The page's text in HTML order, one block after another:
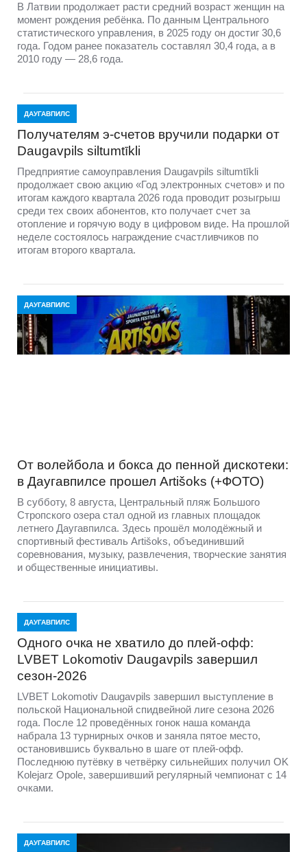
В Латвии продолжает расти средний возраст женщин на
момент рождения ребёнка. По данным Центрального
статистического управления, в 2025 году он достиг 30,6
года. Годом ранее показатель составлял 30,4 года, а в
2010 году — 28,6 года.
ДАУГАВПИЛС
Предприятие самоуправления Daugavpils siltumtīkli
продолжает свою акцию «Год электронных счетов» и по
итогам каждого квартала 2026 года проводит розыгрыш
среди тех своих абонентов, кто получает счет за
От волейбола и бокса до пенной дискотеки:
в Даугавпилсе прошел Artišoks (+ФОТО)
В субботу, 8 августа, Центральный пляж Большого
Стропского озера стал одной из главных площадок
летнего Даугавпилса. Здесь прошёл молодёжный и
спортивный фестиваль Artišoks, объединивший
соревнования, музыку, развлечения, творческие занятия
и общественные инициативы.
ДАУГАВПИЛС